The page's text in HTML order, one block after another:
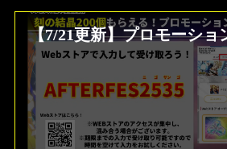
【7/21更新】プロモーシ